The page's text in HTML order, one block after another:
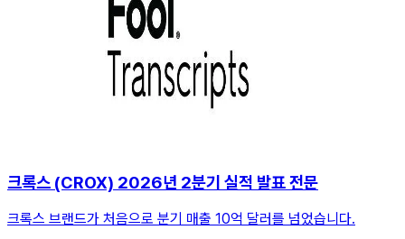
크록스 (CROX) 2026년 2분기 실적 발표 전문
크록스 브랜드가 처음으로 분기 매출 10억 달러를 넘었습니다.